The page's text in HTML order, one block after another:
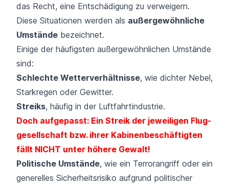
das Recht, eine Entschädigung zu verweigern.
Diese Situationen werden als außergewöhnliche
Umstände bezeichnet.
Einige der häufigsten außergewöhnlichen Umstände
sind:
Schlechte Wetterverhältnisse, wie dichter Nebel,
Starkregen oder Gewitter.
Streiks, häufig in der Luftfahrtindustrie.
Doch aufgepasst: Ein Streik der jeweiligen Flug­
gesellschaft bzw. ihrer Kabinen­beschäftigten
fällt NICHT unter höhere Gewalt!
Politische Umstände, wie ein Terrorangriff oder ein
generelles Sicherheitsrisiko aufgrund politischer